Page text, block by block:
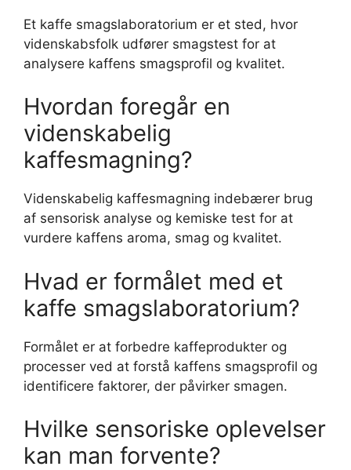
Et kaffe smagslaboratorium er et sted, hvor
videnskabsfolk udfører smagstest for at
analysere kaffens smagsprofil og kvalitet.
Hvordan foregår en
videnskabelig
kaffesmagning?
Videnskabelig kaffesmagning indebærer brug
af sensorisk analyse og kemiske test for at
vurdere kaffens aroma, smag og kvalitet.
Hvad er formålet med et
kaffe smagslaboratorium?
Formålet er at forbedre kaffeprodukter og
processer ved at forstå kaffens smagsprofil og
identificere faktorer, der påvirker smagen.
Hvilke sensoriske oplevelser
kan man forvente?